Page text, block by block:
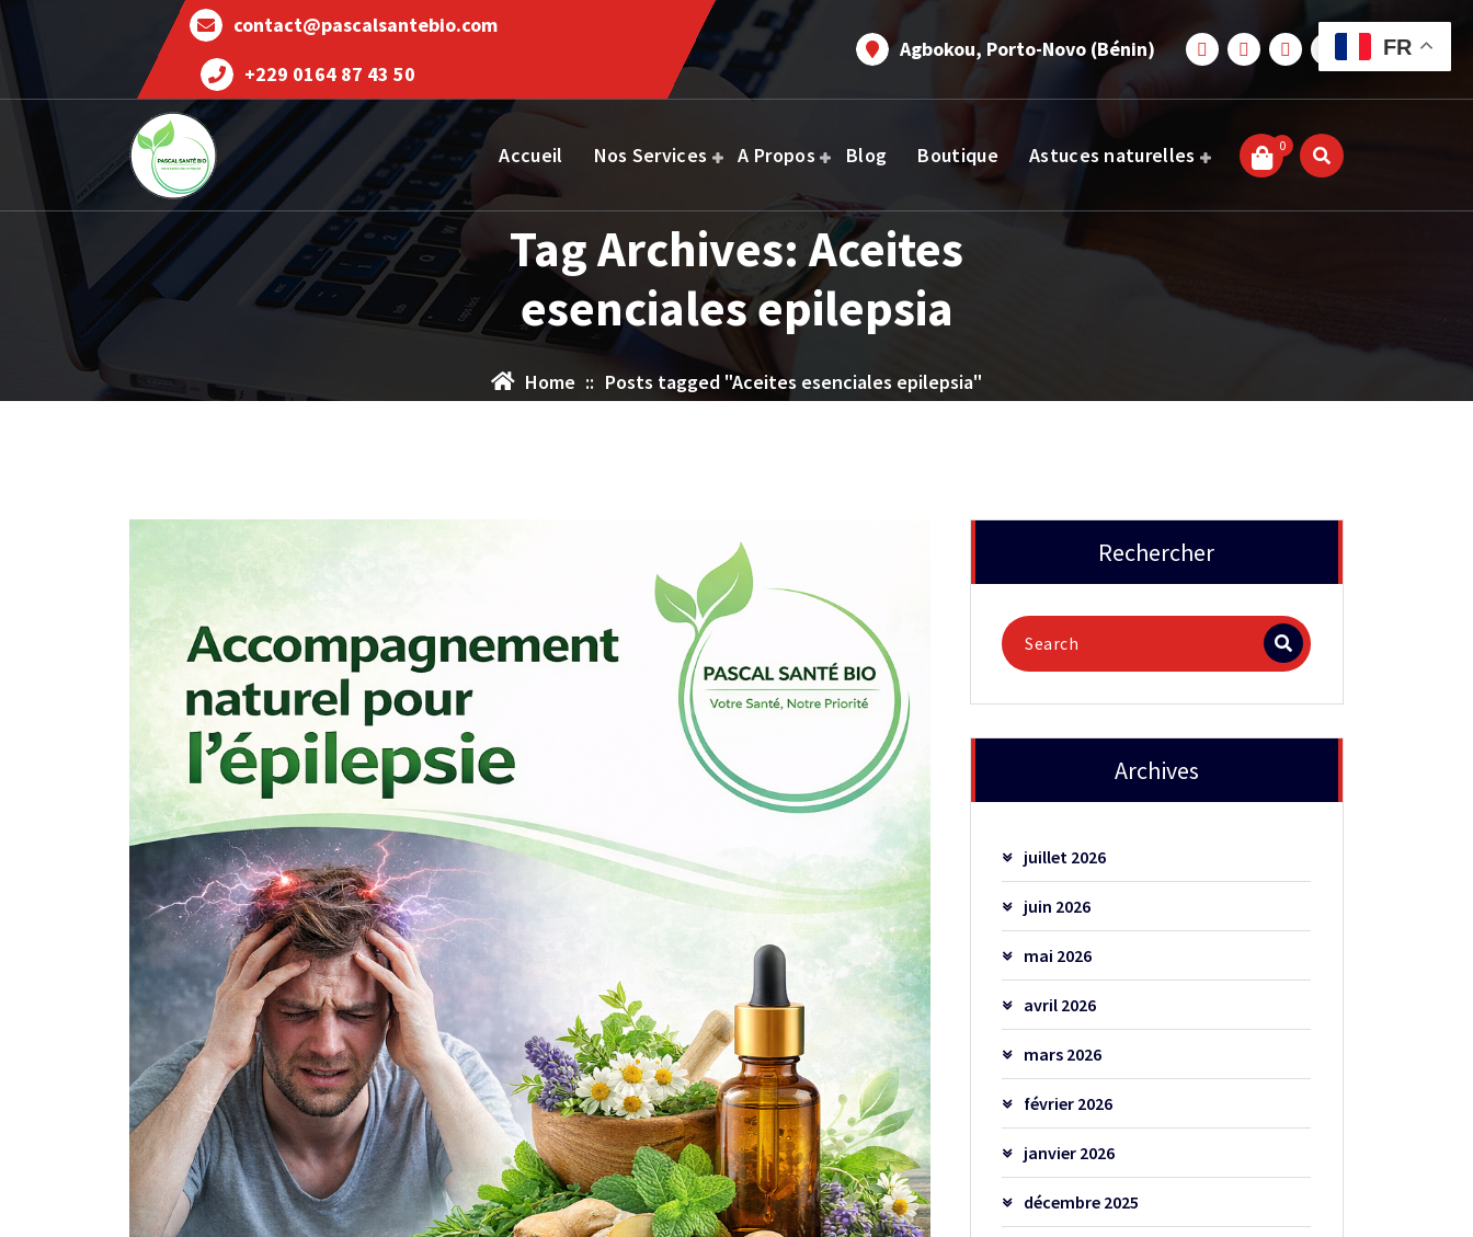
contact@pascalsantebio.com
+229 0164 87 43 50
Agbokou, Porto-Novo (Bénin)
Votre santé notre priorité
Accueil Nos Services A Propos Blog Boutique Astuces naturelles 0
Tag Archives: Aceites
esenciales epilepsia
Home :: Posts tagged "Aceites esenciales epilepsia"
Rechercher
Archives
juillet 2026
juin 2026
mai 2026
avril 2026
mars 2026
février 2026
janvier 2026
décembre 2025
FR